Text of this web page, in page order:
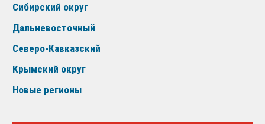
Сибирский округ
Дальневосточный
Северо-Кавказский
Крымский округ
Новые регионы